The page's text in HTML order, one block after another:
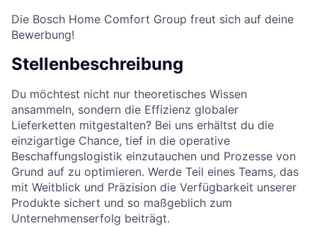
Die Bosch Home Comfort Group freut sich auf deine
Bewerbung!
Stellenbeschreibung
Du möchtest nicht nur theoretisches Wissen
ansammeln, sondern die Effizienz globaler
Lieferketten mitgestalten? Bei uns erhältst du die
einzigartige Chance, tief in die operative
Beschaffungslogistik einzutauchen und Prozesse von
Grund auf zu optimieren. Werde Teil eines Teams, das
mit Weitblick und Präzision die Verfügbarkeit unserer
Produkte sichert und so maßgeblich zum
Unternehmenserfolg beiträgt.